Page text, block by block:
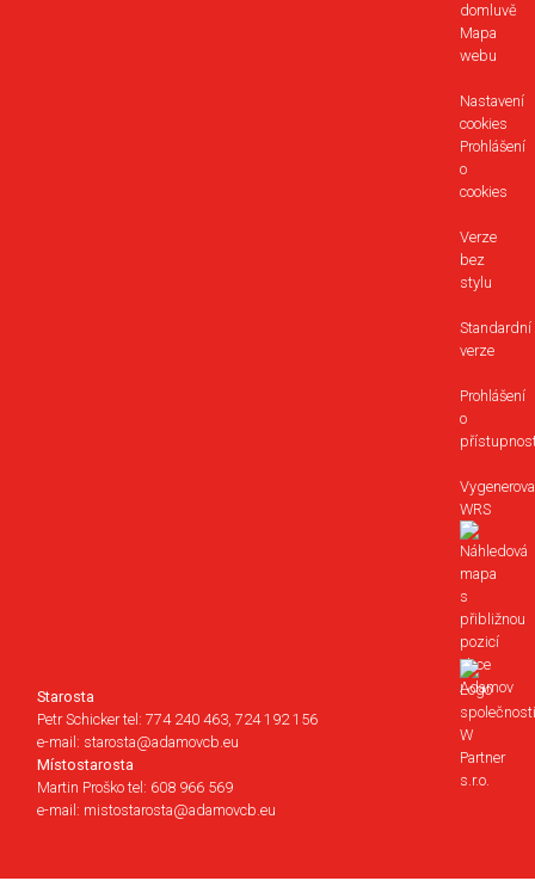
domluvě
Mapa
webu
Nastavení
cookies
Prohlášení
o
cookies
Verze
bez
stylu
Standardní
verze
Prohlášení
o
WRS
Starosta
Petr Schicker tel: 774 240 463, 724 192 156
e-mail: starosta@adamovcb.eu
Místostarosta
Martin Proško tel: 608 966 569
e-mail: mistostarosta@adamovcb.eu